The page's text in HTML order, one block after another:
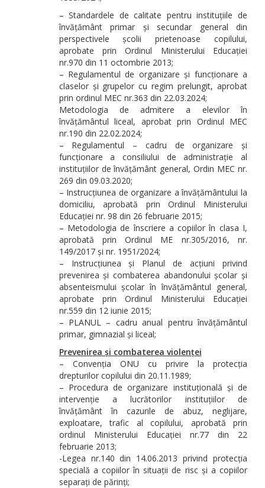
– Standardele de calitate pentru instituțiile de
învățământ primar și secundar general din
perspectivele școlii prietenoase copilului,
aprobate prin Ordinul Ministerului Educației
nr.970 din 11 octombrie 2013;
– Regulamentul de organizare și funcționare a
claselor și grupelor cu regim prelungit, aprobat
prin ordinul MEC nr.363 din 22.03.2024;
Metodologia de admitere a elevilor în
învățământul liceal, aprobat prin Ordinul MEC
nr.190 din 22.02.2024;
– Regulamentul – cadru de organizare și
funcționare a consiliului de administrație al
instituțiilor de învățământ general, Ordin MEC nr.
269 din 09.03.2020;
– Instrucțiunea de organizare a învățământului la
domiciliu, aprobată prin Ordinul Ministerului
Educației nr. 98 din 26 februarie 2015;
– Metodologia de înscriere a copiilor în clasa I,
aprobată prin Ordinul ME nr.305/2016, nr.
149/2017 și nr. 1951/2024;
– Instrucțiunea și Planul de acțiuni privind
prevenirea și combaterea abandonului școlar și
absenteismului școlar în învățământul general,
aprobate prin Ordinul Ministerului Educației
nr.559 din 12 iunie 2015;
– PLANUL – cadru anual pentru învățământul
primar, gimnazial și liceal;
Prevenirea și combaterea violenței
– Convenția ONU cu privire la protecția
drepturilor copilului din 20.11.1989;
– Procedura de organizare instituțională și de
intervenție a lucrătorilor instituțiilor de
învățământ în cazurile de abuz, neglijare,
exploatare, trafic al copilului, aprobată prin
ordinul Ministerului Educației nr.77 din 22
februarie 2013;
-Legea nr.140 din 14.06.2013 privind protecția
specială a copiilor în situații de risc și a copiilor
separați de părinți;